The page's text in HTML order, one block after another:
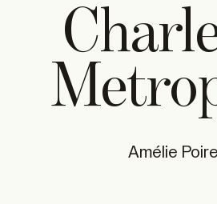
Amélie Poirel